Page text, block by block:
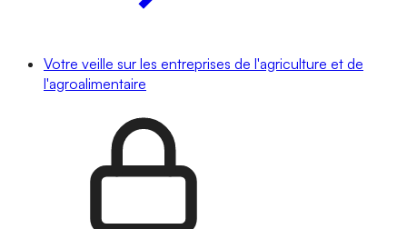
Votre veille sur les entreprises de l'agriculture et de
l'agroalimentaire